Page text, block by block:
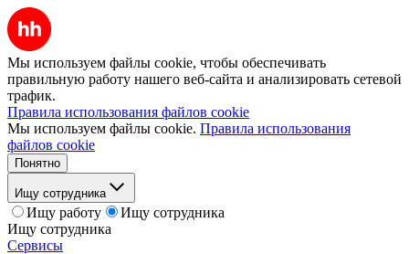
Мы используем файлы cookie, чтобы обеспечивать
правильную работу нашего веб-сайта и анализировать сетевой
трафик.
Правила использования файлов cookie
Мы используем файлы cookie. Правила использования
файлов cookie
Понятно
Ищу сотрудника
Ищу работу
Ищу сотрудника
Ищу сотрудника
Сервисы